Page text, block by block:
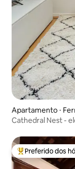
Apartamento ⋅
Cathedral Nest -
Entre os
Preferido dos